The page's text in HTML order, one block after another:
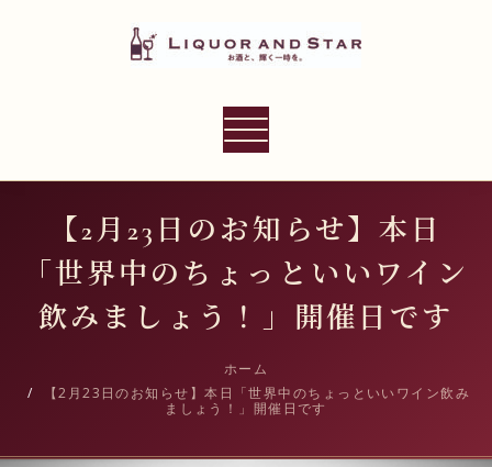
プ
LIQUOR AND STAR
ナ
ー
ョ
ン
り
替
【2月23日のお知らせ】本日
「世界中のちょっといいワイン
飲みましょう！」開催日です
ホーム
【2月23日のお知らせ】本日「世界中のちょっといいワイン飲み
ましょう！」開催日です